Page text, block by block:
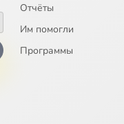
Отчёты
Им помогли
Программы